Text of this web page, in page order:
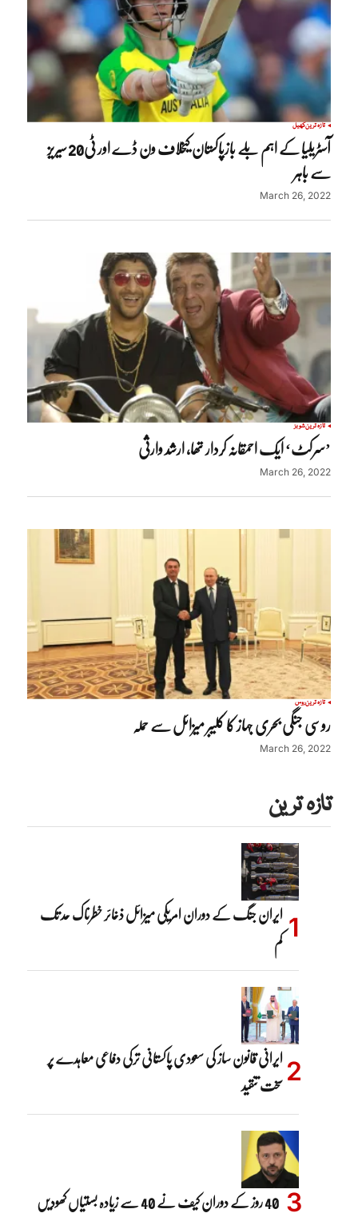
تازہ ترینکھیل
آسٹریلیا کے اہم بلے بازپاکستان کیخلاف ون ڈے اور ٹی20 سیریز
سے باہر
March 26, 2022
تازہ ترینشوبز
’سرکٹ‘ ایک احمقانہ کردار تھا، ارشد وارثی
March 26, 2022
تازہ ترینروس
روسی جنگی بحری جہاز کا کلیبر میزائل سے حملہ
March 26, 2022
تازہ ترین
ایران جنگ کے دوران امریکی میزائل ذخائر خطرناک حد تک
کم
ایرانی قانون ساز کی سعودی پاکستانی ترکی دفاعی معاہدے پر
سخت تنقید
40 روز کے دوران کیف نے 40 سے زیادہ بستیاں کھودیں